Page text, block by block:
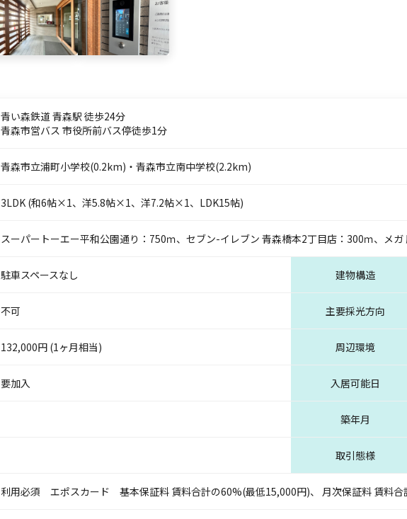
青い森鉄道 青森駅 徒歩24分
青森市営バス 市役所前バス停徒歩1分
青森市立浦町小学校(0.2km)・青森市立南中学校(2.2km)
3LDK (和6帖×1、洋5.8帖×1、洋7.2帖×1、LDK15帖)
スーパートーエー平和公園通り：750ｍ、セブン-イレブン 青森橋本2丁目店：300ｍ、メガ
駐車スペースなし 建物構造
不可 主要採光方向
132,000円 (1ヶ月相当) 周辺環境
要加入 入居可能日
築年月
取引態様
利用必須 エポスカード 基本保証料 賃料合計の60%(最低15,000円)、 月次保証料 賃料合